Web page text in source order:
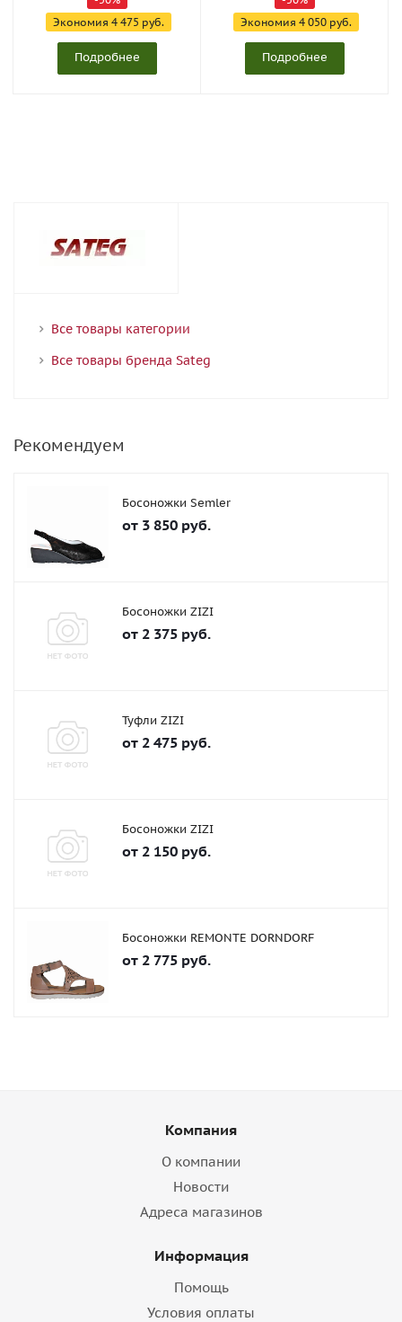
Экономия 4 475 руб.
Подробнее
Экономия 4 050 руб.
Подробнее
Все товары категории
Все товары бренда Sateg
Рекомендуем
Босоножки Semler
от 3 850 руб.
Босоножки ZIZI
от 2 375 руб.
Туфли ZIZI
от 2 475 руб.
Босоножки ZIZI
от 2 150 руб.
Босоножки REMONTE DORNDORF
от 2 775 руб.
Компания
О компании
Новости
Адреса магазинов
Информация
Помощь
Условия оплаты